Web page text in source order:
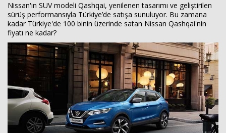
Nissan'ın SUV modeli Qashqai, yenilenen tasarımı ve geliştirilen
sürüş performansıyla Türkiye’de satışa sunuluyor. Bu zamana
kadar Türkiye'de 100 binin üzerinde satan Nissan Qashqai'nin
fiyatı ne kadar?
ANKETLER
FOTO GALERİ
VİDEO GALERİ
KÜNYE
İLETİŞİM